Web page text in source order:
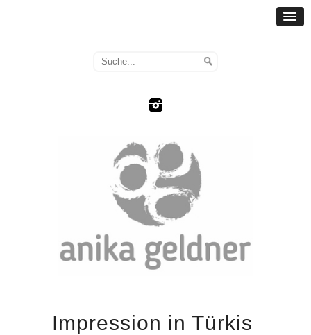
Impression in Türkis